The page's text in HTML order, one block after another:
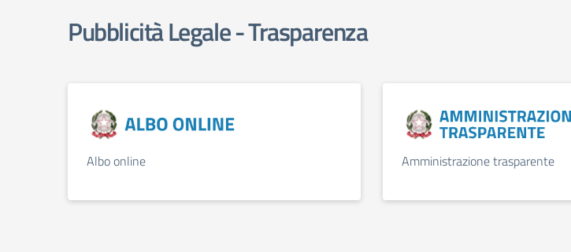
Pubblicità Legale - Trasparenza
Albo online Amministrazione trasparente